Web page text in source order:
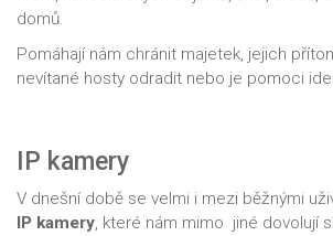
domů.
Pomáhají nám chránit majetek, jejich
nevítané hosty odradit nebo je pomoci
IP kamery
V dnešní době se velmi i mezi běžnými
IP kamery, které nám mimo jiné dovolují